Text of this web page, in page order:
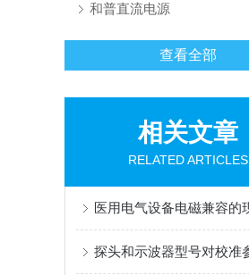
和普直流电源
查看全部
相关文章
RELATED ARTICLES